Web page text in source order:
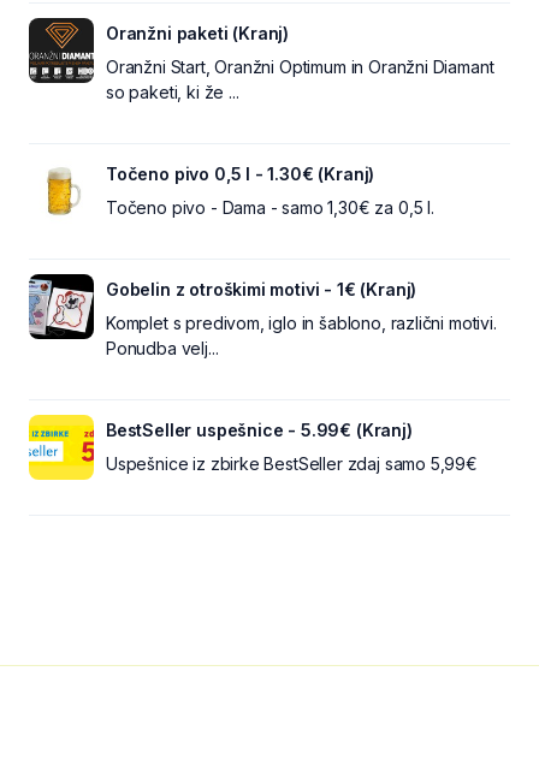
Oranžni paketi (Kranj)
Oranžni Start, Oranžni Optimum in Oranžni Diamant
so paketi, ki že ...
Točeno pivo 0,5 l - 1.30€ (Kranj)
Točeno pivo - Dama - samo 1,30€ za 0,5 l.
Gobelin z otroškimi motivi - 1€ (Kranj)
Komplet s predivom, iglo in šablono, različni motivi.
Ponudba velj...
BestSeller uspešnice - 5.99€ (Kranj)
Uspešnice iz zbirke BestSeller zdaj samo 5,99€